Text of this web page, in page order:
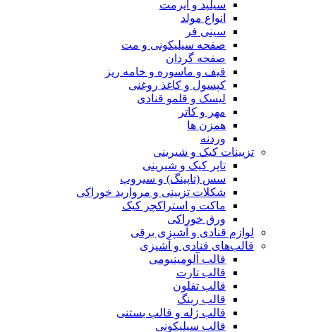
سیلپد و ایرمت
انواع مولد
سینی فر
صفحه سیلیکونی و مت
صفحه گردان
قیف و ماسوره و خامه ریز
کپسول و کاغذ روغنی
لیسک و قلمو قنادی
مهر و کاتر
همزن ها
وردنه
تزیینات کیک و شیرینی
تاپر کیک و شیرینی
سس (تاپینگ) و سیروپ
شکلات تزیینی و مروارید خوراکی
ماکت و استراکچر کیک
ورق خوراکی
لوازم قنادی و آشپزی برقی
قالب‌های قنادی و آشپزی
قالب آلومینیومی
قالب تارت
قالب تفلون
قالب رینگ
قالب ژله و قالب بستنی
قالب سیلیکونی